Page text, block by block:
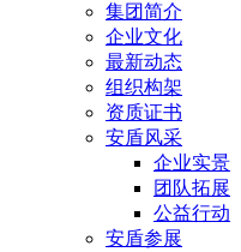
集团简介
企业文化
最新动态
组织构架
资质证书
安盾风采
企业实景
团队拓展
公益行动
安盾参展